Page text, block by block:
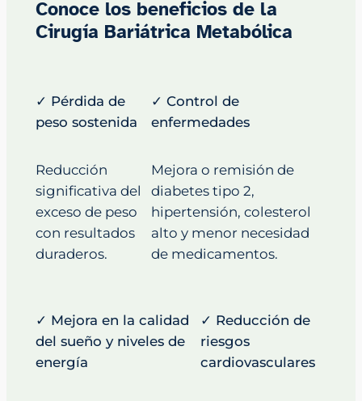
Conoce los beneficios de la
Cirugía Bariátrica Metabólica
✓ Pérdida de
peso sostenida
Reducción
significativa del
exceso de peso
con resultados
duraderos.
✓ Control de
enfermedades
Mejora o remisión de
diabetes tipo 2,
hipertensión, colesterol
alto y menor necesidad
de medicamentos.
✓ Mejora en la calidad
del sueño y niveles de
energía
✓ Reducción de
riesgos
cardiovasculares